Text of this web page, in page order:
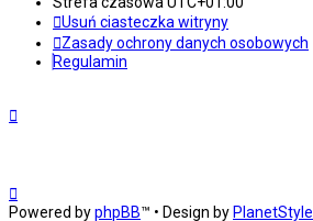
Usuń ciasteczka witryny
Zasady ochrony danych osobowych
Regulamin
Powered byphpBB™ • Design by